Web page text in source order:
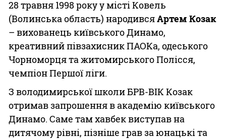
28 травня 1998 року у місті Ковель
(Волинська область) народивсяАртем Козак
– вихованець київського Динамо,
креативний півзахисник ПАОКа, одеського
Чорноморця та житомирського Полісся,
чемпіон Першої ліги.
З володимирської школи БРВ-ВІК Козак
отримав запрошення в академію київського
Динамо. Саме там хавбек виступав на
дитячому рівні, пізніше грав за юнацькі та